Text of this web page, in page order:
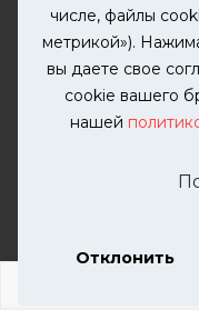
числе, файлы
метрикой»).
вы даете свое
cookie вашего
нашей
Отклонить
2026 ©
автомобилей. Вся
разрешения